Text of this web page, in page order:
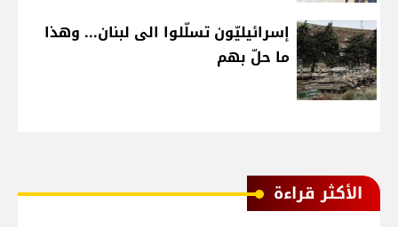
إسرائيليّون تسلّلوا الى لبنان... وهذا
ما حلّ بهم
الأكثر قراءة